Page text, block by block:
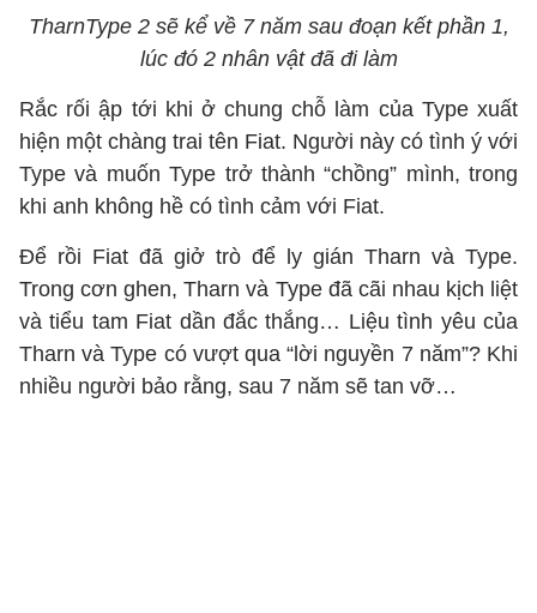
TharnType 2 sẽ kể về 7 năm sau đoạn kết phần 1,
lúc đó 2 nhân vật đã đi làm
Rắc rối ập tới khi ở chung chỗ làm của Type xuất
hiện một chàng trai tên Fiat. Người này có tình ý với
Type và muốn Type trở thành “chồng” mình, trong
khi anh không hề có tình cảm với Fiat.
Để rồi Fiat đã giở trò để ly gián Tharn và Type.
Trong cơn ghen, Tharn và Type đã cãi nhau kịch liệt
và tiểu tam Fiat dần đắc thắng… Liệu tình yêu của
Tharn và Type có vượt qua “lời nguyền 7 năm”? Khi
nhiều người bảo rằng, sau 7 năm sẽ tan vỡ…